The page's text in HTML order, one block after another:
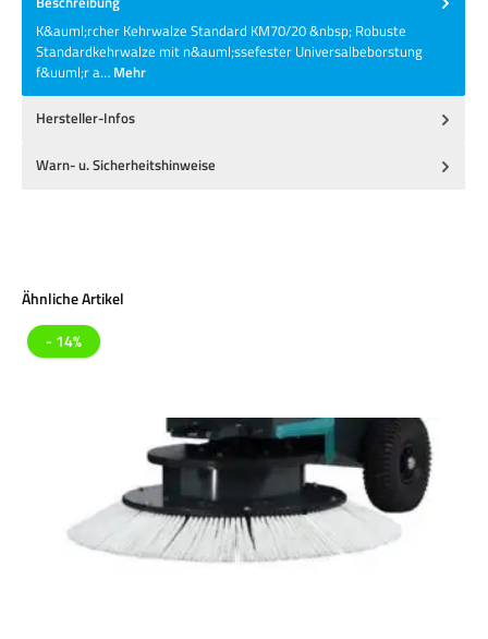
K&auml;rcher Kehrwalze Standard KM70/20 &nbsp; Robuste
Standardkehrwalze mit n&auml;ssefester Universalbeborstung
f&uuml;r a… Mehr
Hersteller-Infos
Warn- u. Sicherheitshinweise
Produktgalerie überspringen
Ähnliche Artikel
- 14%